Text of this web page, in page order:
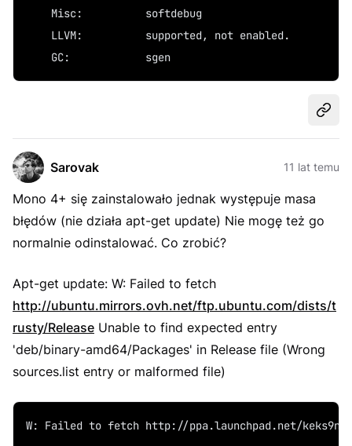
	Misc:          softdebug
	LLVM:          supported, not enabled.
	GC:            sgen
Sarovak 11 lat temu
Mono 4+ się zainstalowało jednak występuje masa
błędów (nie działa apt-get update) Nie mogę też go
normalnie odinstalować. Co zrobić?
Apt-get update: W: Failed to fetch
http://ubuntu.mirrors.ovh.net/ftp.ubuntu.com/dists/t
rusty/Release Unable to find expected entry
'deb/binary-amd64/Packages' in Release file (Wrong
sources.list entry or malformed file)
W: Failed to fetch http://ppa.launchpad.net/keks9n/